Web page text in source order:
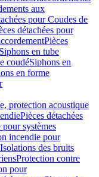
aux
pour Coudes de
détachées pour
Pièces
Siphons en tube
coudéSiphons en
en forme
protection acoustique
Pièces détachées
systèmes
incendie pour
Isolations des bruits
Protection contre
pour